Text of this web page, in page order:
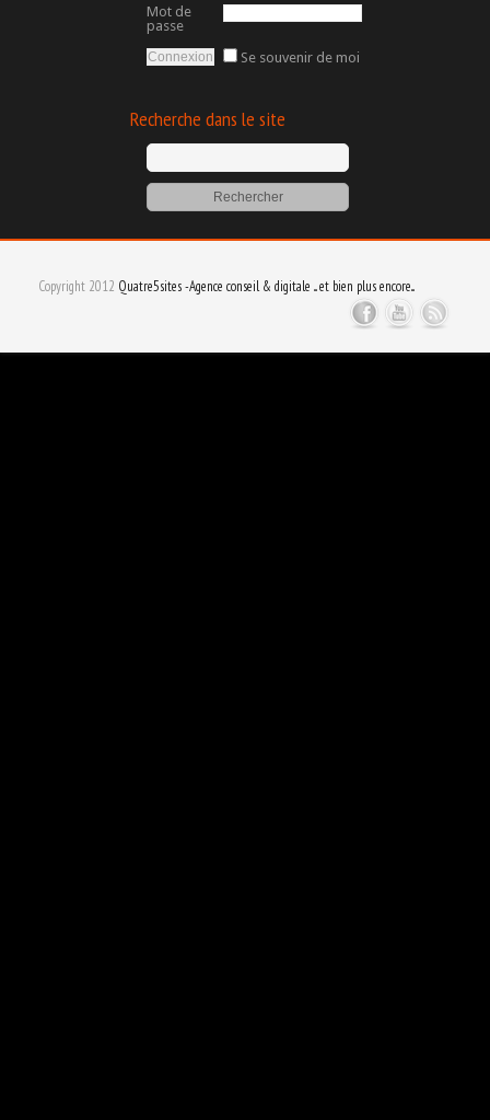
Mot de
passe
Se souvenir de moi
Recherche dans le site
Copyright 2012 Quatre5sites -Agence conseil & digitale ... et bien plus encore...